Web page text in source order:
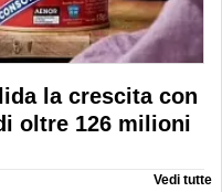
la crescita con
oltre 126 milioni
Vedi tutte